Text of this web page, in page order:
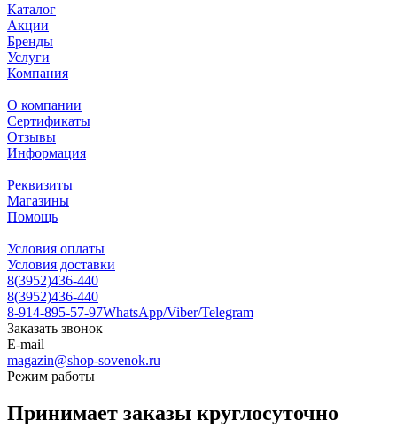
Каталог
Акции
Бренды
Услуги
Компания
О компании
Сертификаты
Отзывы
Информация
Реквизиты
Магазины
Помощь
Условия оплаты
Условия доставки
8(3952)436-440
8(3952)436-440
8-914-895-57-97WhatsApp/Viber/Telegram
Заказать звонок
E-mail
magazin@shop-sovenok.ru
Режим работы
Принимает заказы круглосуточно